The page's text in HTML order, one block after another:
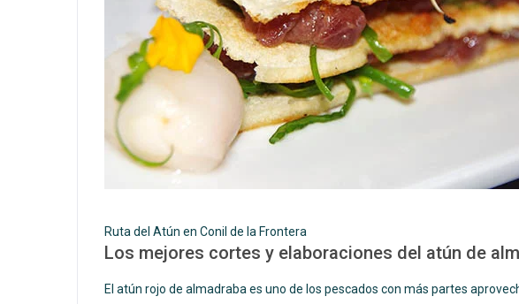
Ruta del Atún en Conil de la Frontera
Los mejores cortes y elaboraciones del atún de
El atún rojo de almadraba es uno de los pescados con más partes